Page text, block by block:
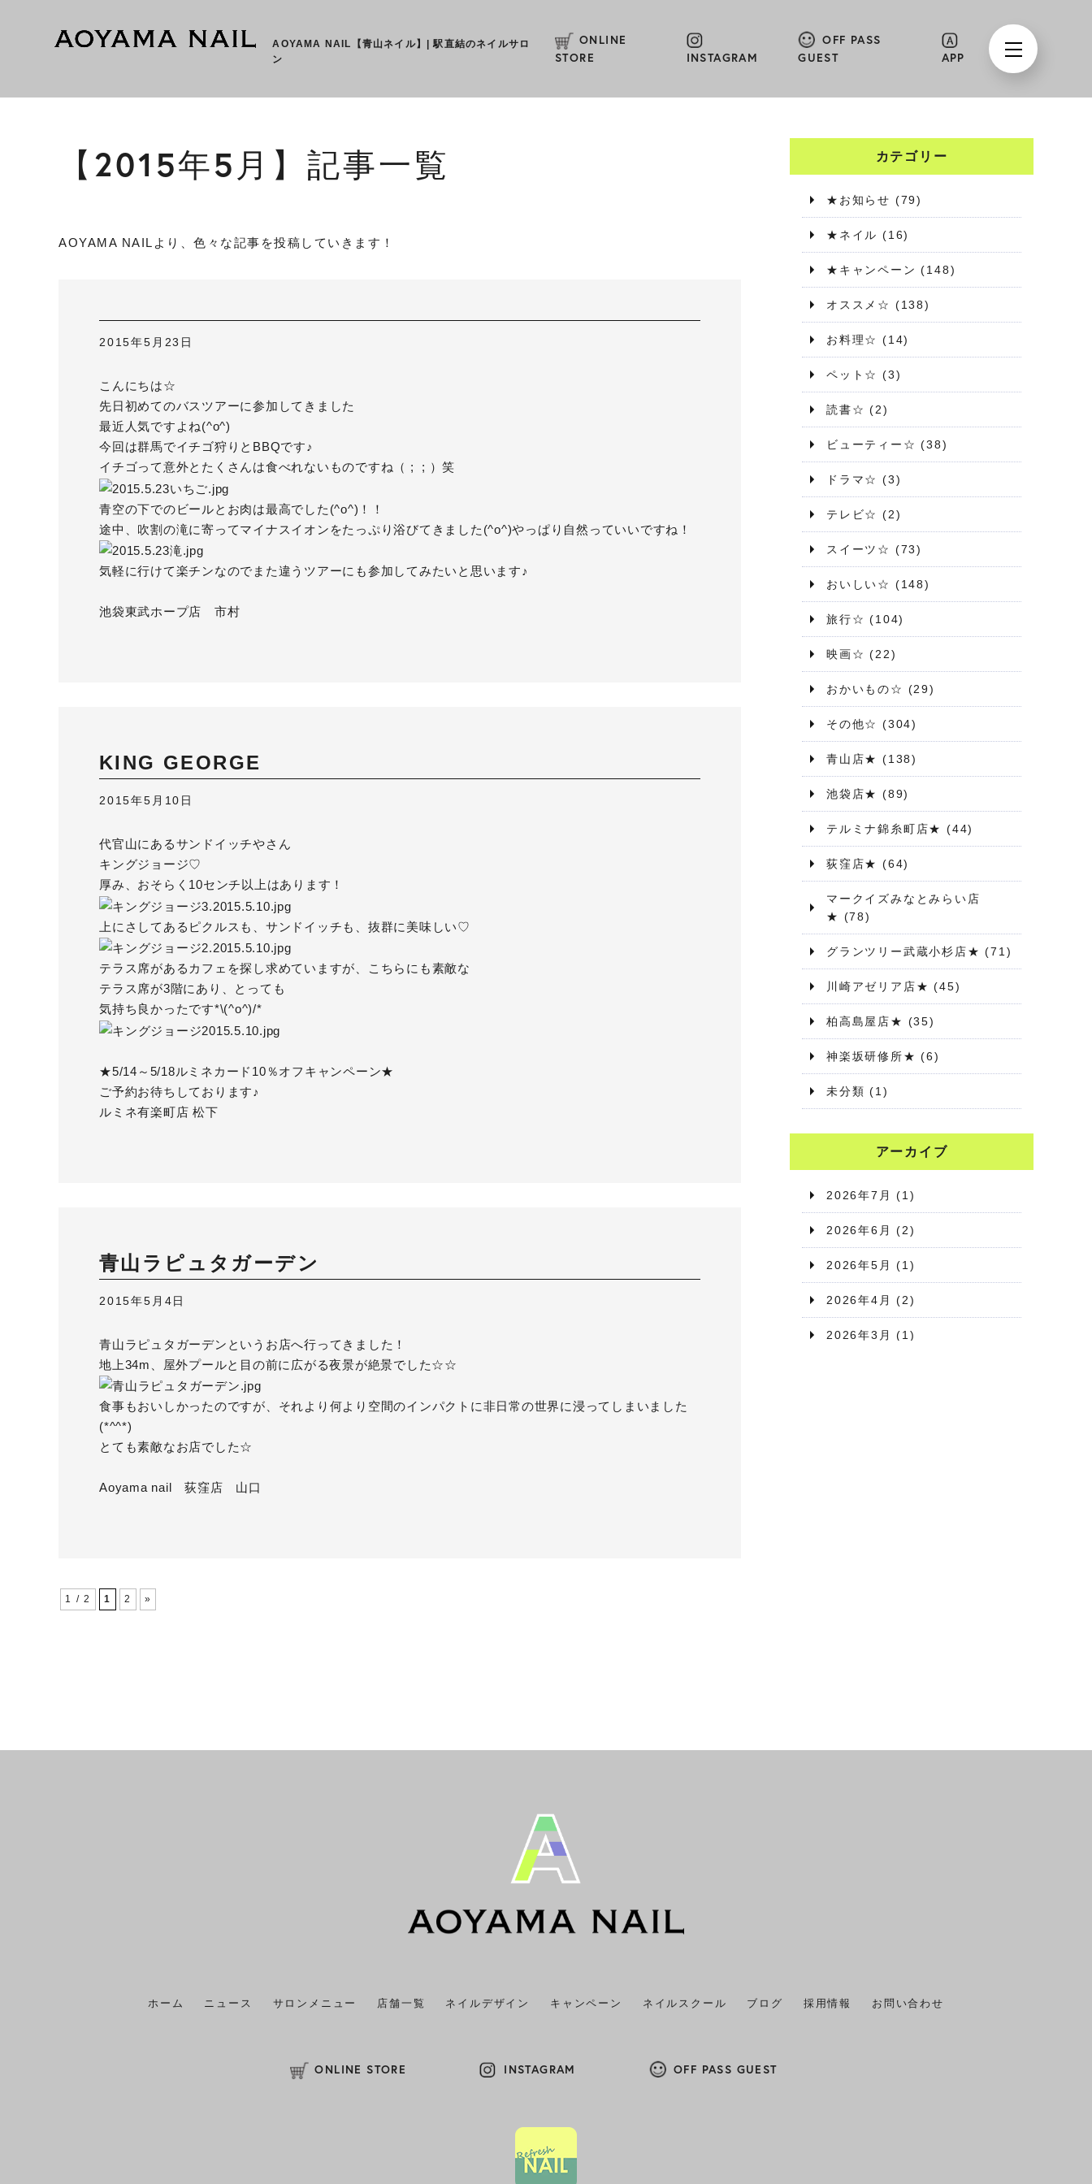
AOYAMA NAIL【青山ネイル】
駅直結のネイルサロ
ン
ONLINE
STORE
INSTAGRAM
OFF PASS
GUEST
APP
【2015年5月】記事一覧
AOYAMA NAILより、色々な記事を投稿していきます！
2015年5月23日
こんにちは☆
先日初めてのバスツアーに参加してきました
最近人気ですよね(^o^)
今回は群馬でイチゴ狩りとBBQです♪
イチゴって意外とたくさんは食べれないものですね（ ; ; ）笑
青空の下でのビールとお肉は最高でした(^o^)！！
途中、吹割の滝に寄ってマイナスイオンをたっぷり浴びてきました(^o^)やっぱり自然っていいですね！
気軽に行けて楽チンなのでまた違うツアーにも参加してみたいと思います♪
池袋東武ホープ店 市村
KING GEORGE
2015年5月10日
代官山にあるサンドイッチやさん
キングジョージ♡
厚み、おそらく10センチ以上はあります！
上にさしてあるピクルスも、サンドイッチも、抜群に美味しい♡
テラス席があるカフェを探し求めていますが、こちらにも素敵な
テラス席が3階にあり、とっても
気持ち良かったです*\(^o^)/*
★5/14～5/18ルミネカード10％オフキャンペーン★
ご予約お待ちしております♪
ルミネ有楽町店 松下
青山ラピュタガーデン
2015年5月4日
青山ラピュタガーデン というお店へ行ってきました！
地上34m、屋外プールと目の前に広がる夜景が絶景でした☆☆
食事もおいしかったのですが、それより何より空間のインパクトに非日常の世界に浸ってしまいました
(*^^*)
とても素敵なお店でした☆
Aoyama nail 荻窪店 山口
1 / 2 1 2 »
カテゴリー
★お知らせ (79)
★ネイル (16)
★キャンペーン (148)
オススメ☆ (138)
お料理☆ (14)
ペット☆ (3)
読書☆ (2)
ビューティー☆ (38)
ドラマ☆ (3)
テレビ☆ (2)
スイーツ☆ (73)
おいしい☆ (148)
旅行☆ (104)
映画☆ (22)
おかいもの☆ (29)
その他☆ (304)
青山店★ (138)
池袋店★ (89)
テルミナ錦糸町店★ (44)
荻窪店★ (64)
マークイズみなとみらい店
★ (78)
グランツリー武蔵小杉店★ (71)
川崎アゼリア店★ (45)
柏高島屋店★ (35)
神楽坂研修所★ (6)
未分類 (1)
アーカイブ
2026年7月 (1)
2026年6月 (2)
2026年5月 (1)
2026年4月 (2)
2026年3月 (1)
2025年3月(1)
2024年8月(1)
ホーム ニュース サロンメニュー 店舗一覧 ネイルデザイン キャンペーン ネイルスクール ブログ 採用情報 お問い合わせ
ONLINE STORE INSTAGRAM OFF PASS GUEST